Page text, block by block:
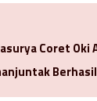
Coret Oki